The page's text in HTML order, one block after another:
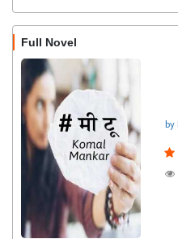
Full Novel